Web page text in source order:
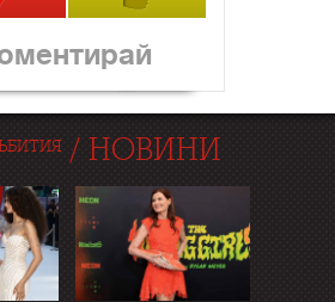
/ НОВИНИ